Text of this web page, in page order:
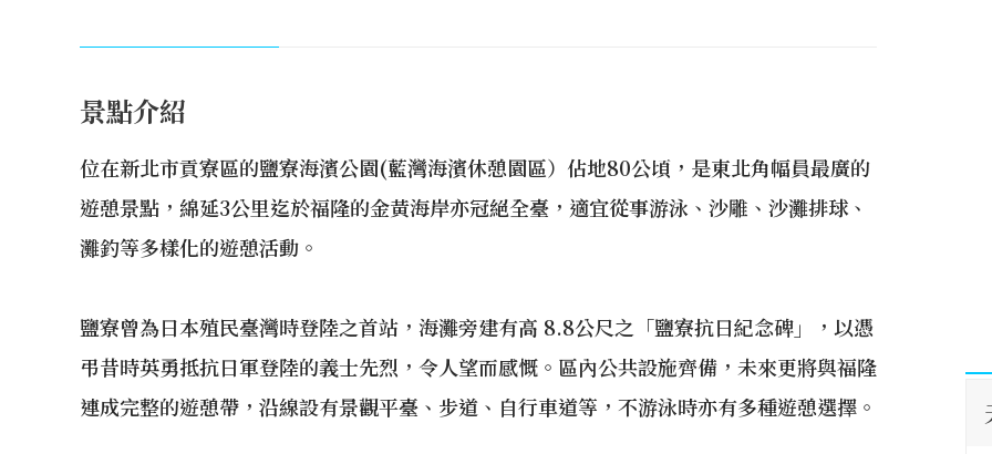
景點介紹
位在新北市貢寮區的鹽寮海濱公園(藍灣海濱休憩園區）佔地80公頃，是東北角幅員最廣的
遊憩景點，綿延3公里迄於福隆的金黃海岸亦冠絕全臺，適宜從事游泳、沙雕、沙灘排球、
灘釣等多樣化的遊憩活動。
鹽寮曾為日本殖民臺灣時登陸之首站，海灘旁建有高 8.8公尺之「鹽寮抗日紀念碑」，以憑
弔昔時英勇抵抗日軍登陸的義士先烈，令人望而感慨。區內公共設施齊備，未來更將與福隆
連成完整的遊憩帶，沿線設有景觀平臺、步道、自行車道等，不游泳時亦有多種遊憩選擇。